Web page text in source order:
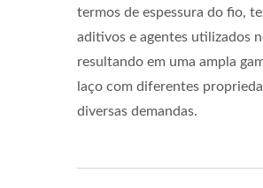
termos de espessura do fio,
aditivos e agentes utilizados
resultando em uma ampla
laço com diferentes
diversas demandas.